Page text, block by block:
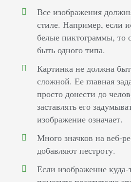
Все изображения
стиле. Например, если
белые пиктограммы, то
быть одного типа.
Картинка не должна
сложной. Ее главная
просто донести до
заставлять его
изображение означает.
Много значков на веб-
добавляют пестроту.
Если изображение